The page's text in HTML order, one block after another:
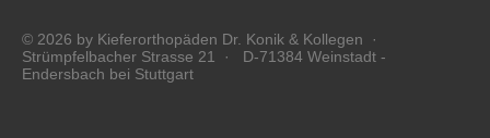
© 2026 by Kieferorthopäden Dr. Konik & Kollegen ·
Strümpfelbacher Strasse 21 · D-71384 Weinstadt -
Endersbach bei Stuttgart